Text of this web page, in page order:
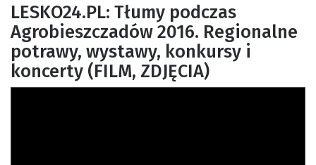
LESKO24.PL: Tłumy podczas
Agrobieszczadów 2016. Regionalne
potrawy, wystawy, konkursy i
koncerty (FILM, ZDJĘCIA)